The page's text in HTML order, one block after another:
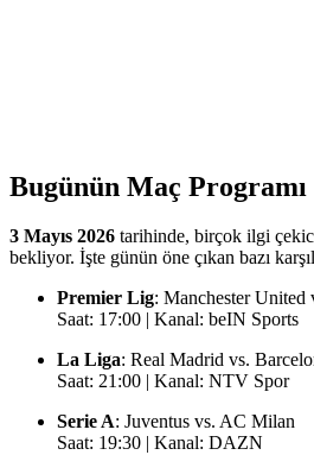
Bugünün Maç Programı
3 Mayıs 2026 tarihinde, birçok ilgi
bekliyor. İşte günün öne çıkan bazı
Premier Lig: Manchester
Saat: 17:00 | Kanal: beIN Sports
La Liga: Real Madrid vs.
Saat: 21:00 | Kanal: NTV Spor
Serie A: Juventus vs. AC Milan
Saat: 19:30 | Kanal: DAZN